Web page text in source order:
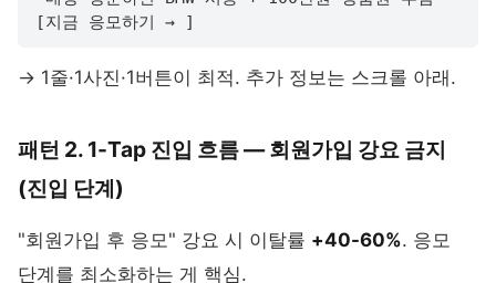
[지금 응모하기 → ]
→ 1줄·1사진·1버튼이 최적. 추가 정보는 스크롤 아래.
패턴 2. 1-Tap 진입 흐름 — 회원가입 강요 금지
(진입 단계)
"회원가입 후 응모" 강요 시 이탈률 +40-60%. 응모
단계를 최소화하는 게 핵심.